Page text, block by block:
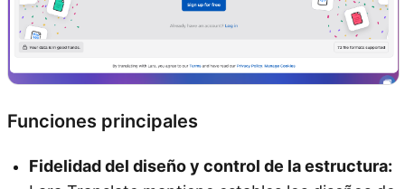
Funciones principales
Fidelidad del diseño y control de la estructura: